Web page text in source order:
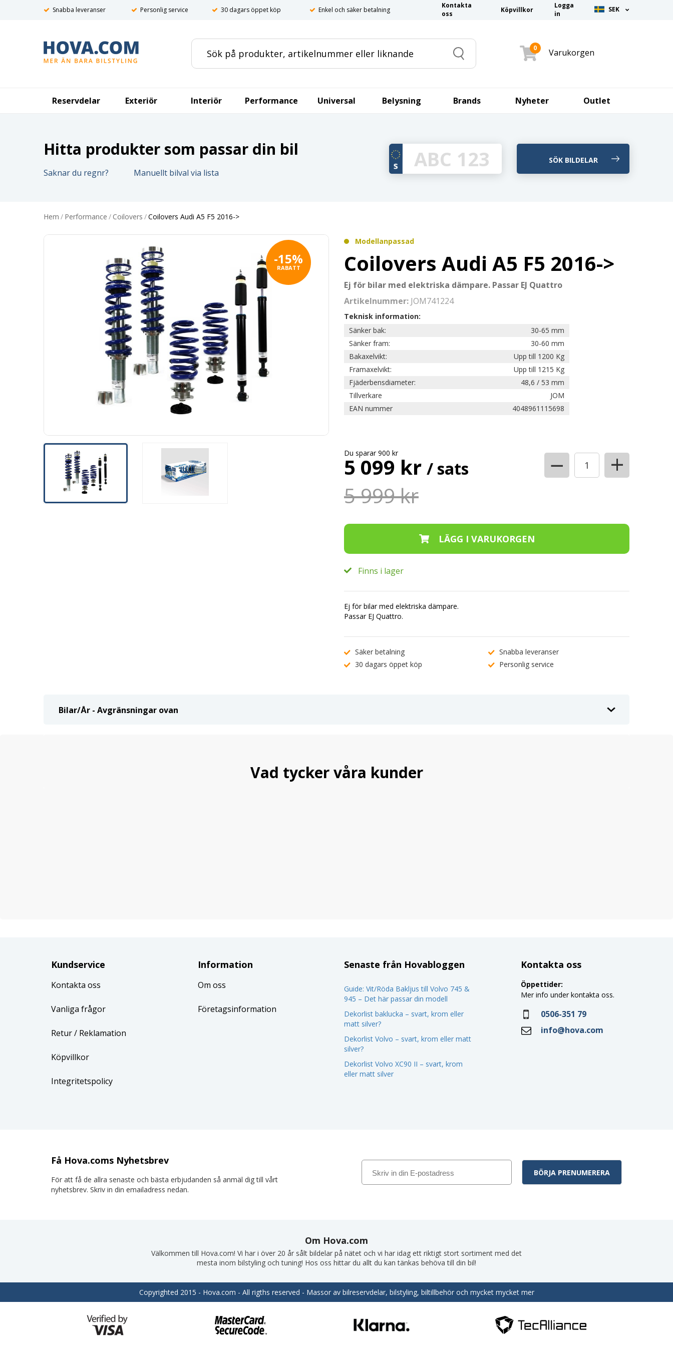
Snabba leveranser Personlig service 30 dagars öppet köp Enkel och säker betalning
Kontakta
oss
Köpvillkor
Logga
in
SEK
Search
0 Varukorgen
Reservdelar Exteriör Interiör Performance Universal Belysning Brands Nyheter Outlet
Hitta produkter som passar din bil
Saknar du regnr? Manuellt bilval via lista
Hem / Performance / Coilovers /Coilovers Audi A5 F5 2016->
-15%
RABATT
Modellanpassad
Coilovers Audi A5 F5 2016->
Ej för bilar med elektriska dämpare. Passar EJ Quattro
Artikelnummer: JOM741224
Teknisk information:
Sänker bak:
30-65 mm
Sänker fram:
30-60 mm
Bakaxelvikt:
Upp till 1200 Kg
Framaxelvikt:
Upp till 1215 Kg
Fjäderbensdiameter:
48,6 / 53 mm
Tillverkare
JOM
EAN nummer
4048961115698
5 099 kr / sats
5 999 kr
Du sparar 900 kr − +
Finns i lager
Ej för bilar med elektriska dämpare.
Passar EJ Quattro.
Säker betalning
Snabba leveranser
30 dagars öppet köp
Personlig service
Bilar/År - Avgränsningar ovan
Vad tycker våra kunder
Kundservice
Kontakta oss
Vanliga frågor
Retur/ Reklamation
Köpvillkor
Integritetspolicy
Information
Om oss
Företagsinformation
Senaste från Hovabloggen
Guide: Vit/Röda Bakljus till Volvo 745 &
945 – Det här passar din modell
Dekorlist baklucka – svart, krom eller
matt silver?
Dekorlist Volvo – svart, krom eller matt
silver?
Dekorlist Volvo XC90 II – svart, krom
eller matt silver
Kontakta oss
Öppettider:
Mer info under kontakta oss.
0506-351 79
info@hova.com
Få Hova.coms Nyhetsbrev
För att få de allra senaste och bästa erbjudanden så anmäl dig till vårt
nyhetsbrev. Skriv in din emailadress nedan.
Om Hova.com
Välkommen till Hova.com! Vi har i över 20 år sålt bildelar på nätet och vi har idag ett riktigt stort sortiment med det
mesta inom bilstyling och tuning! Hos oss hittar du allt du kan tänkas behöva till din bil!
Copyrighted 2015 - Hova.com - All rigths reserved - Massor av bilreservdelar, bilstyling, biltillbehör och mycket mycket mer